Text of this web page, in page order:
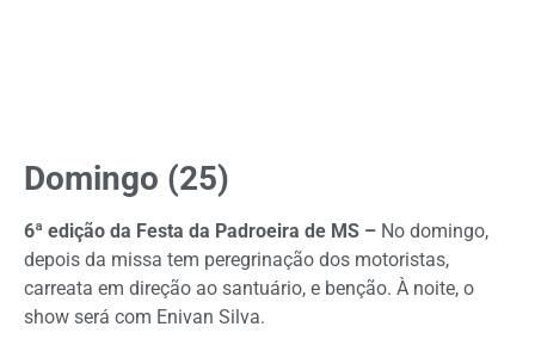
Domingo (25)
6ª edição da Festa da Padroeira de MS – No domingo,
depois da missa tem peregrinação dos motoristas,
carreata em direção ao santuário, e benção. À noite, o
show será com Enivan Silva.